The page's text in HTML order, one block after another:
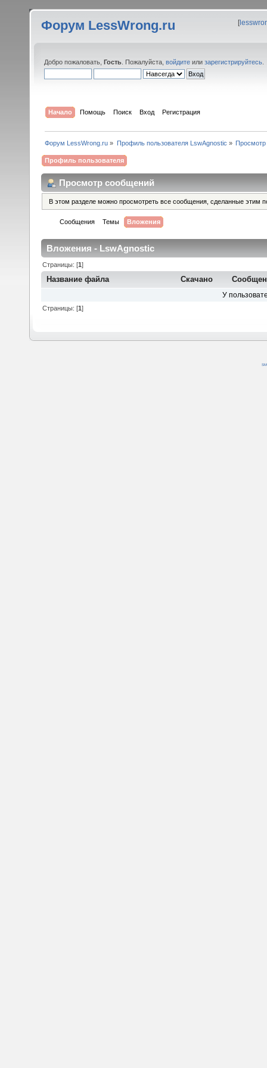
Форум LessWrong.ru [
Добро пожаловать, Гость . Пожалуйста, войдите или зарегистрируйтесь
Начало Помощь Поиск Вход Регистрация
Форум LessWrong.ru » Профиль пользователя LswAgnostic »
Профиль пользователя
Просмотр сообщений
В этом разделе можно просмотреть все сообщения, сделанные этим
Сообщения Темы Вложения
Вложения - LswAgnostic
Страницы: [1]
Название файла Скачано
У
Страницы: [1]